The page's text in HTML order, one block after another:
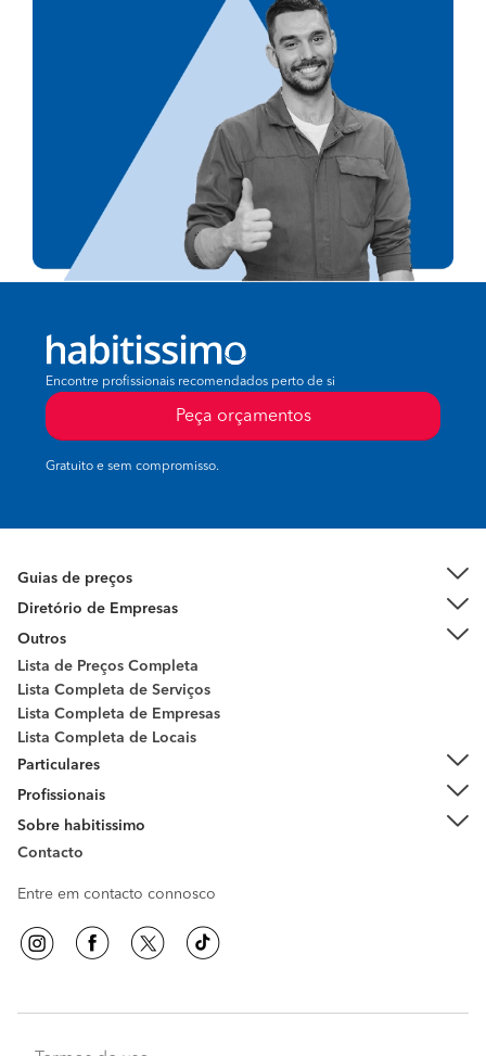
Encontre profissionais recomendados perto de si
Peça orçamentos
Gratuito e sem compromisso.
Guias de preços
Diretório de Empresas
Outros
Lista de Preços Completa
Lista Completa de Serviços
Lista Completa de Empresas
Lista Completa de Locais
Particulares
Profissionais
Sobre habitissimo
Contacto
Entre em contacto connosco